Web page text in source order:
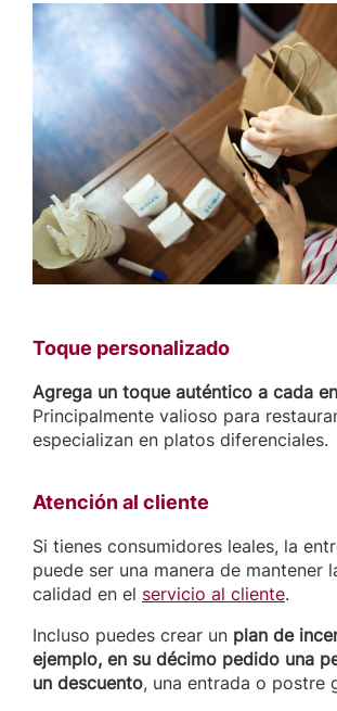
Toque personalizado
Agrega un toque auténtico a cada
Principalmente valioso para
especializan en platos diferenciales.
Atención al cliente
Si tienes consumidores leales, la
puede ser una manera de mantener
calidad en el servicio al cliente.
Incluso puedes crear un plan de
ejemplo, en su décimo pedido una
un descuento, una entrada o postre